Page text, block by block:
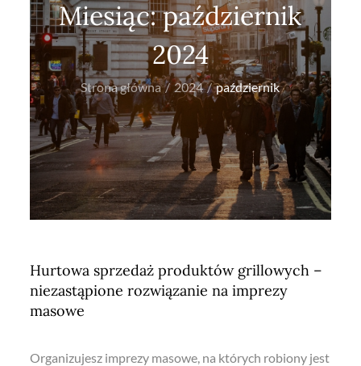
Miesiąc:październik
2024
Strona główna 2024 październik
Hurtowa sprzedaż produktów grillowych –
niezastąpione rozwiązanie na imprezy
masowe
Organizujesz imprezy masowe, na których robiony jest